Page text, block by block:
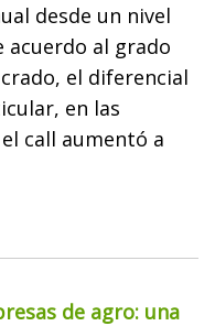
desde un nivel
acuerdo al grado
el diferencial
en las
call aumentó a
de agro: una